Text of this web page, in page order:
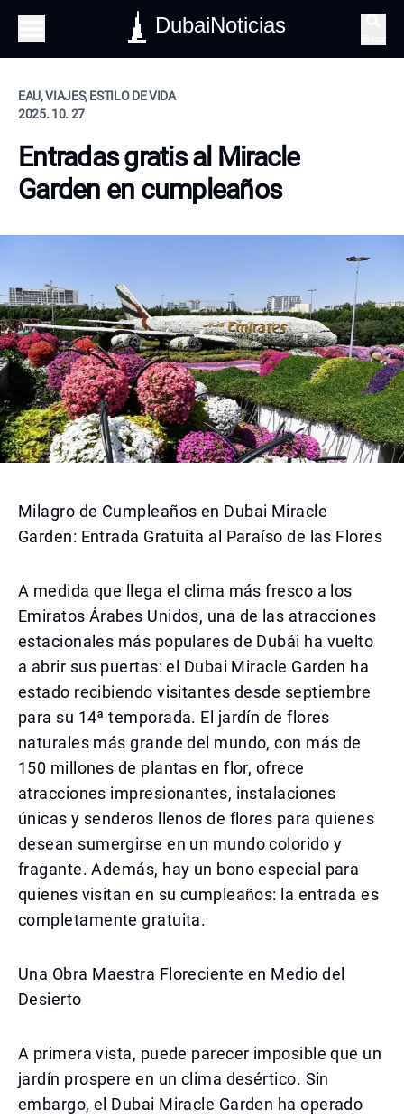
DubaiNoticias
EAU, VIAJES, ESTILO DE VIDA
2025. 10. 27
Entradas gratis al Miracle
Garden en cumpleaños
Milagro de Cumpleaños en Dubai Miracle
Garden: Entrada Gratuita al Paraíso de las Flores
A medida que llega el clima más fresco a los
Emiratos Árabes Unidos, una de las atracciones
estacionales más populares de Dubái ha vuelto
a abrir sus puertas: el Dubai Miracle Garden ha
estado recibiendo visitantes desde septiembre
para su 14ª temporada. El jardín de flores
naturales más grande del mundo, con más de
150 millones de plantas en flor, ofrece
atracciones impresionantes, instalaciones
únicas y senderos llenos de flores para quienes
desean sumergirse en un mundo colorido y
fragante. Además, hay un bono especial para
quienes visitan en su cumpleaños: la entrada es
completamente gratuita.
Una Obra Maestra Floreciente en Medio del
Desierto
A primera vista, puede parecer imposible que un
jardín prospere en un clima desértico. Sin
embargo, el Dubai Miracle Garden ha operado